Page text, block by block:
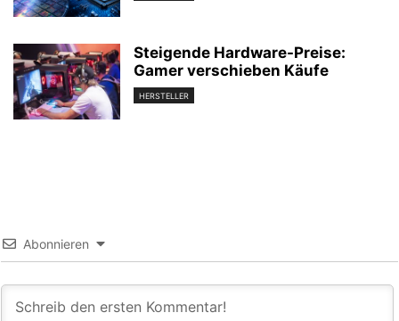
Steigende Hardware-Preise:
Gamer verschieben Käufe
HERSTELLER
Abonnieren